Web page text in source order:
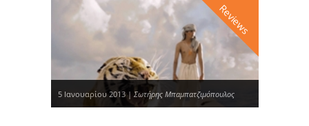
Reviews
5 Ιανουαρίου 2013 | Σωτήρης Μπαμπατζιμόπουλος